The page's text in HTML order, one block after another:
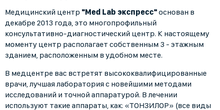
Медицинский центр "Med Lab экспресс"основан в
декабре 2013 года, это многопрофильный
консультативно-диагностический центр. К настоящему
моменту центр располагает собственным 3 - этажным
зданием, расположенным в удобном месте.
В медцентре вас встретят высококвалифицированные
врачи, лучшая лаборатория с новейшими методами
исследований и точной аппаратурой. В лечении
используют такие аппараты, как: «ТОНЗИЛОР» (все виды